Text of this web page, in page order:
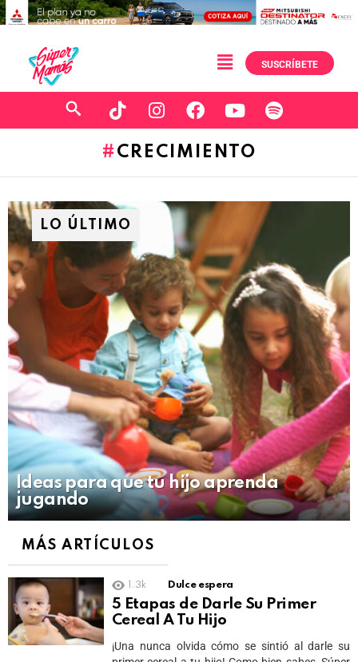
SUSCRÍBETE
CRECIMIENTO
LO ÚLTIMO
Ideas para que tu hijo aprenda
jugando
MÁS ARTÍCULOS
1.3k Dulce espera
5 Etapas de Darle Su Primer
Cereal A Tu Hijo
¡Una nunca olvida cómo se sintió al darle su